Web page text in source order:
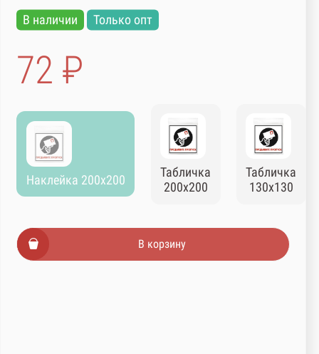
В наличии Только опт
72 ₽
Наклейка 200х200
Табличка
200х200
Табличка
130х130
В корзину